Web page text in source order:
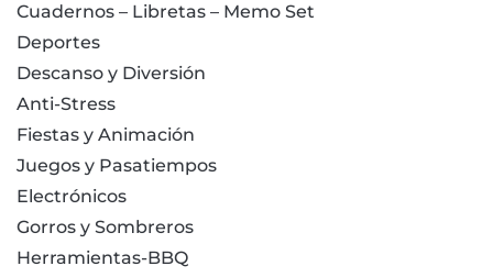
Cuadernos – Libretas – Memo Set
Deportes
Descanso y Diversión
Anti-Stress
Fiestas y Animación
Juegos y Pasatiempos
Electrónicos
Gorros y Sombreros
Herramientas-BBQ